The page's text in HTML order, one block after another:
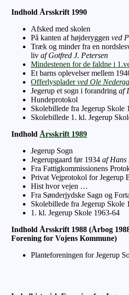
Indhold Årsskrift 1990
Afsked med skolen
På kanten af højderyggenved
Træk og minder fra en
livaf Gotfred J. Petersen
Mindestenen for de faldne i
Et barns oplevelser mellem
Offerlyspladerved Ole
Jegerup et sogn i forandringaf
Hundeprotokol
Skolebillede fra Jegerup Skole
Skolebillede 1. kl. Jegerup
Indhold Årsskrift 1989
Jegerup Sogn
Jegerupgaard før 1934 af Hans
Fra Fattigkommissionens
Privat Vejprotokol for Jegerup
Hist hvor vejen …
Fra Sønderjydske Sagn og
Skolebillede fra Jegerup Skole
1. kl. Jegerup Skole 1963-64
Indhold Årsskrift 1988 (Årbog
Forening for Vojens Kommune)
Planteforeningen for Jegerup